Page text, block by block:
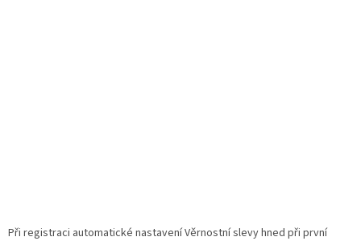
Při registraci automatické nastavení Věrnostní slevy hned při první